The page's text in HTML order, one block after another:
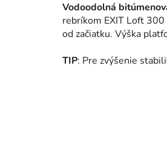
Vodoodolná
rebríkom EXIT Loft
od začiatku. Výška
TIP: Pre zvýšenie